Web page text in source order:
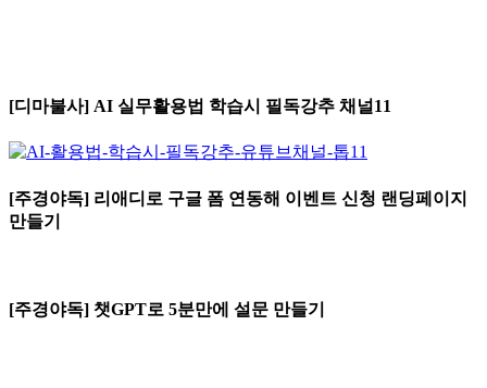
[디마불사] AI 실무활용법 학습시 필독강추 채널11
[주경야독] 리애디로 구글 폼 연동해 이벤트 신청 랜딩페이지
만들기
[주경야독] 챗GPT로 5분만에 설문 만들기